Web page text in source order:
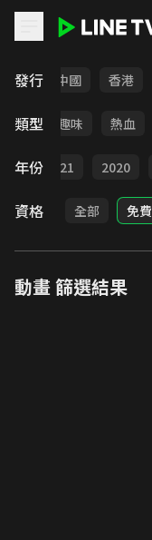
發行
韓國 中國 香港
類型
家庭 趣味 熱血
年份 2021 2020
資格 全部 免費
動畫篩選結果